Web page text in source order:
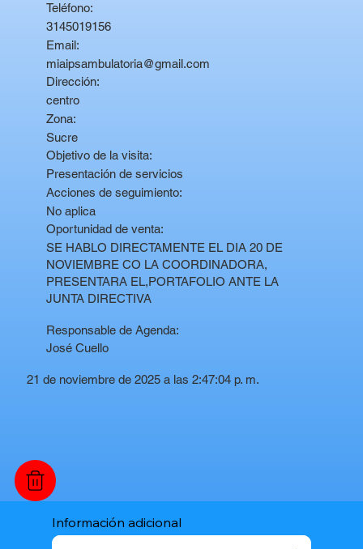
Teléfono:
3145019156
Email:
miaipsambulatoria@gmail.com
Dirección:
centro
Zona:
Sucre
Objetivo de la visita:
Presentación de servicios
Acciones de seguimiento:
No aplica
Oportunidad de venta:
SE HABLO DIRECTAMENTE EL DIA 20 DE
NOVIEMBRE CO LA COORDINADORA,
PRESENTARA EL,PORTAFOLIO ANTE LA
JUNTA DIRECTIVA
Responsable de Agenda:
José Cuello
21 de noviembre de 2025 a las 2:47:04 p. m.
Información adicional